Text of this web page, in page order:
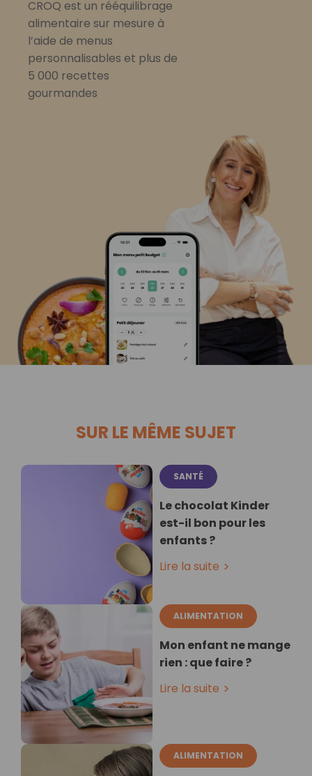
CROQ est un rééquilibrage
alimentaire sur mesure à
l’aide de menus
personnalisables et plus de
5 000 recettes
gourmandes
SUR LE MÊME SUJET
SANTÉ
Le chocolat Kinder
est-il bon pour les
enfants ?
Lire la suite
ALIMENTATION
Mon enfant ne mange
rien : que faire ?
Lire la suite
ALIMENTATION